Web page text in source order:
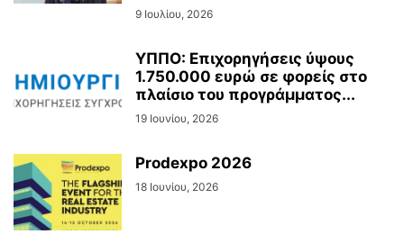
9 Ιουλίου, 2026
ΥΠΠΟ: Επιχορηγήσεις ύψους
1.750.000 ευρώ σε φορείς στο
πλαίσιο του προγράμματος...
19 Ιουνίου, 2026
Prodexpo 2026
18 Ιουνίου, 2026